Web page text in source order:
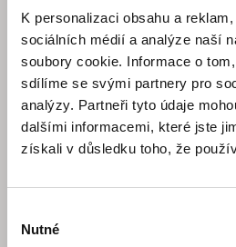
K personalizaci obsahu a
sociálních médií a analýze naší
soubory cookie. Informace o
sdílíme se svými partnery pro
analýzy. Partneři tyto údaje
dalšími informacemi, které jste
získali v důsledku toho, že
souhlasu
Nutné
Thomas Imbach
Diskuze k retrospektivě:
Thomas Imbach (EN)